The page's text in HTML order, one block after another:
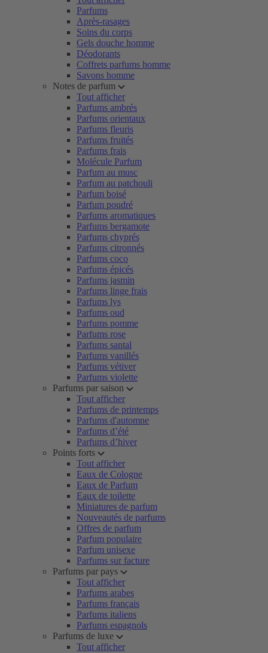
Parfums
Après-rasages
Soins du corps
Gels douche homme
Déodorants
Coffrets parfums homme
Savons homme
Notes de parfum
Tout afficher
Parfums ambrés
Parfums orientaux
Parfums fleuris
Parfums fruités
Parfums frais
Molécule Parfum
Parfum au musc
Parfum au patchouli
Parfum boisé
Parfum poudré
Parfums aromatiques
Parfums bergamote
Parfums chyprés
Parfums citronnés
Parfums coco
Parfums épicés
Parfums jasmin
Parfums linge frais
Parfums lys
Parfums oud
Parfums pomme
Parfums rose
Parfums santal
Parfums vanillés
Parfums vétiver
Parfums violette
Parfums par saison
Tout afficher
Parfums de printemps
Parfums d'automne
Parfums d’été
Parfums d’hiver
Points forts
Tout afficher
Eaux de Cologne
Eaux de Parfum
Eaux de toilette
Miniatures de parfum
Nouveautés de parfums
Offres de parfum
Parfum populaire
Parfum unisexe
Parfums sur facture
Parfums par pays
Tout afficher
Parfums arabes
Parfums français
Parfums italiens
Parfums espagnols
Parfums de luxe
Tout afficher